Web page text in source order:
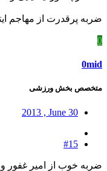
ضربه پرقدرت از مهاجم ایتالیا و
0mid
متخصص بخش ورزشی
2013 , June 30
#15
ضربه خوب از امیر غفور و